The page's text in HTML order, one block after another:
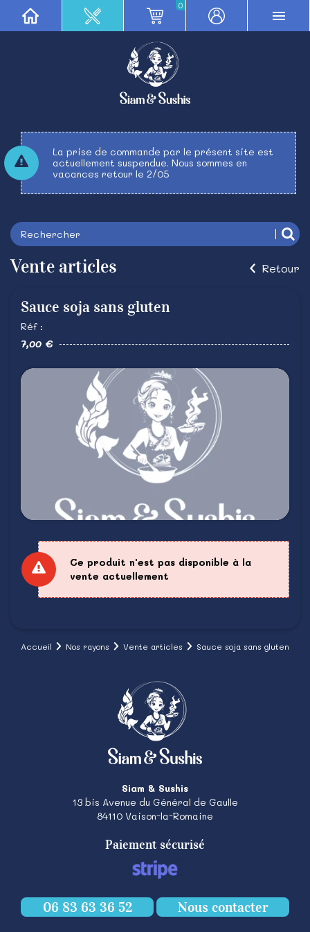
0
La prise de commande par le présent site est
actuellement suspendue. Nous sommes en
vacances retour le 2/05
Vente articles Retour
Sauce soja sans gluten
Réf :
7,00 €
Ce produit n'est pas disponible à la
vente actuellement
Accueil Nos rayons Vente articles Sauce soja sans gluten
Siam & Sushis
13 bis Avenue du Général de Gaulle
84110 Vaison-la-Romaine
Paiement sécurisé
06 83 63 36 52 Nous contacter